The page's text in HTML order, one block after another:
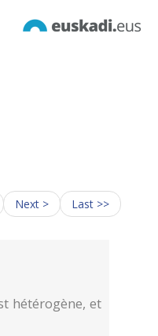
Next > Last >>
hétérogène, et